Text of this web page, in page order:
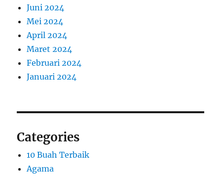
Juni 2024
Mei 2024
April 2024
Maret 2024
Februari 2024
Januari 2024
Categories
10 Buah Terbaik
Agama